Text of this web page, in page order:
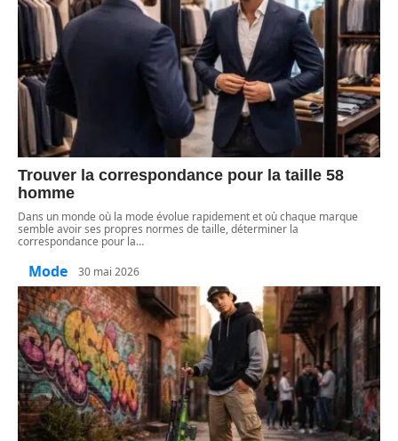
Trouver la correspondance pour la taille 58
homme
Dans un monde où la mode évolue rapidement et où chaque marque
semble avoir ses propres normes de taille, déterminer la
correspondance pour la…
Mode 30 mai 2026